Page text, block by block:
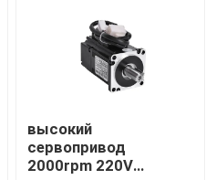
высокий
сервопривод
2000rpm 220V